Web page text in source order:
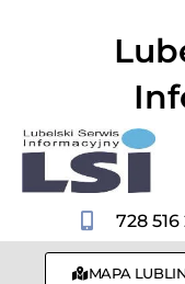
728 516
MAPA